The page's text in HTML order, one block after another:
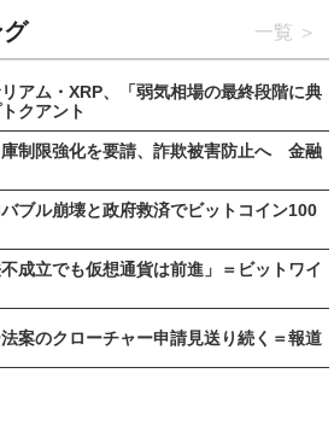
一覧
アム・XRP、「弱気相場の最終段階に典
クアント
制限強化を要請、詐欺被害防止へ 金融
ブル崩壊と政府救済でビットコイン100
成立でも仮想通貨は前進」＝ビットワイ
案のクローチャー申請見送り続く＝報道